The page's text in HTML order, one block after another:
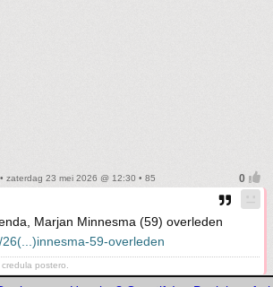
• zaterdag 23 mei 2026 @ 12:30 • 85
Marjan Minnesma (59) overleden
59-overleden
postero.